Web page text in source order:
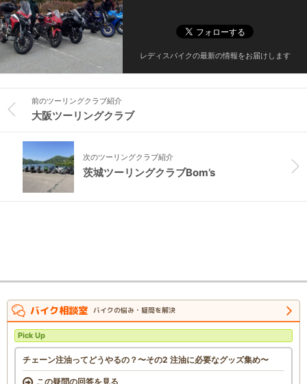
レディスバイクの最新の情報をお届けします
前のツーリングクラブ紹介
大阪ツーリングクラブ
次のツーリングクラブ紹介
茨城ツーリングクラブBom’s
バイク相談室 バイクの悩み・疑問を解決
Pick Up
チェーン注油ってどうやるの？〜その2 注油に必要なグッズ集め〜
この疑問の回答を見る